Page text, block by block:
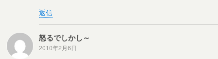
返信
怒るでしかし～
2010年2月6日